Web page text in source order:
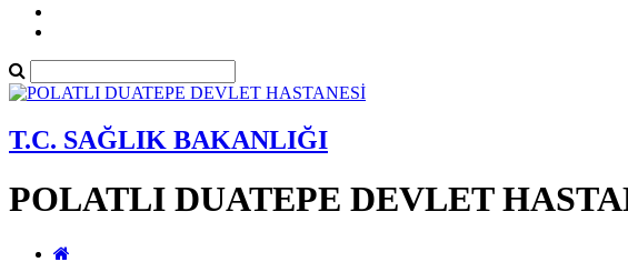
T.C. SAĞLIK BAKANLIĞI
POLATLI DUATEPE DEVLET